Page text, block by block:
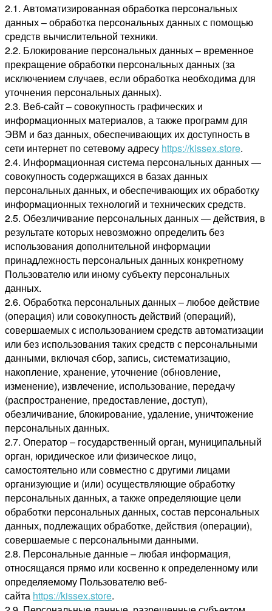
2.1. Автоматизированная обработка персональных
данных – обработка персональных данных с помощью
средств вычислительной техники.
2.2. Блокирование персональных данных – временное
прекращение обработки персональных данных (за
исключением случаев, если обработка необходима для
уточнения персональных данных).
2.3. Веб-сайт – совокупность графических и
информационных материалов, а также программ для
ЭВМ и баз данных, обеспечивающих их доступность в
сети интернет по сетевому адресу https://kissex.store.
2.4. Информационная система персональных данных —
совокупность содержащихся в базах данных
персональных данных, и обеспечивающих их обработку
информационных технологий и технических средств.
2.5. Обезличивание персональных данных — действия, в
результате которых невозможно определить без
использования дополнительной информации
принадлежность персональных данных конкретному
Пользователю или иному субъекту персональных
данных.
2.6. Обработка персональных данных – любое действие
(операция) или совокупность действий (операций),
совершаемых с использованием средств автоматизации
или без использования таких средств с персональными
данными, включая сбор, запись, систематизацию,
накопление, хранение, уточнение (обновление,
изменение), извлечение, использование, передачу
(распространение, предоставление, доступ),
обезличивание, блокирование, удаление, уничтожение
персональных данных.
2.7. Оператор – государственный орган, муниципальный
орган, юридическое или физическое лицо,
самостоятельно или совместно с другими лицами
организующие и (или) осуществляющие обработку
персональных данных, а также определяющие цели
обработки персональных данных, состав персональных
данных, подлежащих обработке, действия (операции),
совершаемые с персональными данными.
2.8. Персональные данные – любая информация,
относящаяся прямо или косвенно к определенному или
определяемому Пользователю веб-
сайта https://kissex.store.